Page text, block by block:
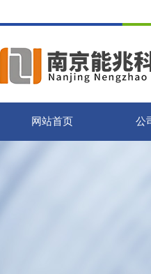
网站首页 公